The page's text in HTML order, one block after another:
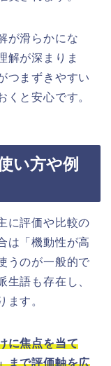
が滑らかにな
解が深まりま
つまずきやすい
くと安心です。
い方や例
に評価や比較の
は「機動性が高
うのが一般的で
生語も存在し、
ます。
に焦点を当て
まで評価軸を広